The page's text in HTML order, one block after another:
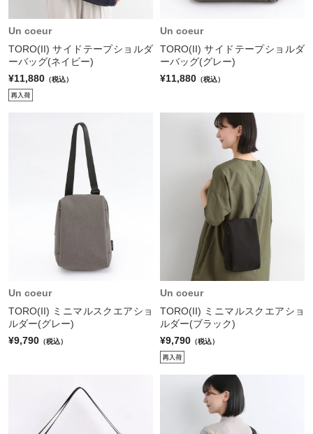
Un coeur
TORO(II) サイドテープショルダ
ーバッグ(ネイビー)
¥11,880 （税込）
Un coeur
TORO(II) サイドテープショルダ
ーバッグ(グレー)
¥11,880 （税込）
Un coeur
TORO(II) ミニマルスクエアショ
ルダー(グレー)
¥9,790 （税込）
Un coeur
TORO(II) ミニマルスクエアショ
ルダー(ブラック)
¥9,790 （税込）